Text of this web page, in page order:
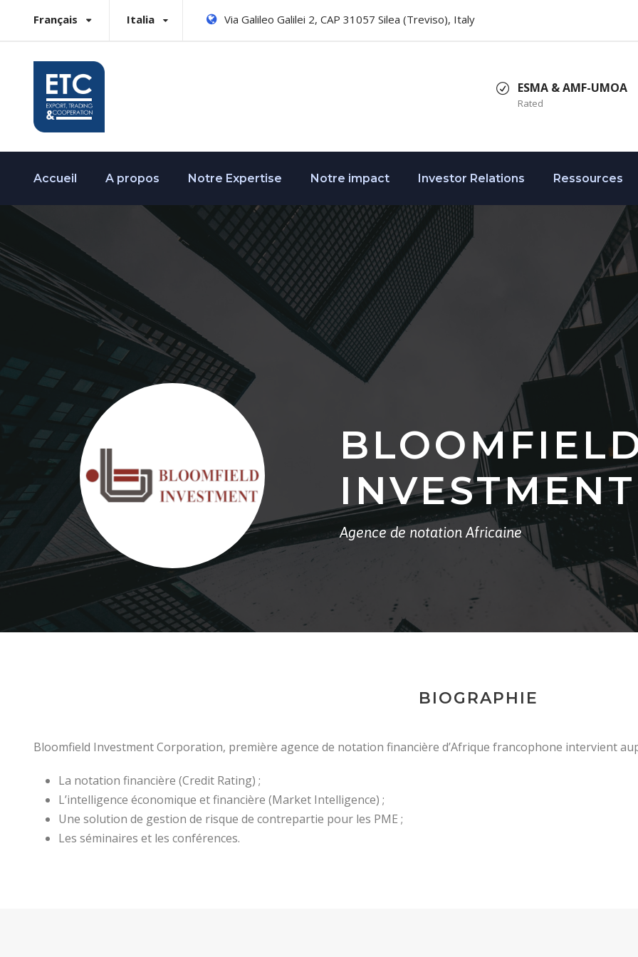
Français Italia Via Galileo Galilei 2, CAP 31057 Silea (Treviso), Italy
ESMA & AMF-UMOA
Rated
Accueil A propos Notre Expertise Notre impact Investor Relations Ressources
INVESTMENT
Agence de notation Africaine
BIOGRAPHIE
Bloomfield Investment Corporation, première agence de notation financière d’Afrique francophone intervient
La notation financière (Credit Rating) ;
L’intelligence économique et financière (Market Intelligence) ;
Une solution de gestion de risque de contrepartie pour les PME ;
Les séminaires et les conférences.